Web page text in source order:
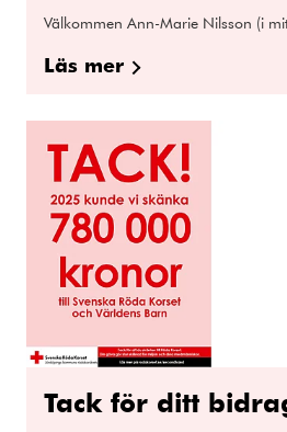
Välkommen Ann-Marie Nilsson (i
Läs mer
Tack för ditt